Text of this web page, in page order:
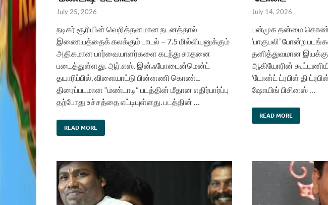
July 25, 2026
நடிகர் சூரியின் வெறித்தனமான நடனத்தால்
இணையத்தைக் கலக்கும் பாடல் – 7.5 மில்லியனுக்கும்
அதிகமான பார்வையாளர்களை கடந்து சாதனை
படைத்துள்ளது. ஆர்.எஸ். இன்ஃபோடைன்மென்ட்
தயாரிப்பில், விளையாட்டு பின்னணி கொண்ட
திரைப்படமான “மண்டாடி” படத்தின் மீதான எதிர்பார்ப்பு
தற்போது உச்சத்தை எட்டியுள்ளது. படத்தின் …
READ MORE
July 14, 2026
பன்முக தன்மை கொண்ட
‘பாகுபலி’ போன்ற
தனித்துவமான
ஆகியோரின்
‘டோன்ட் ட்ரபிள் தி
ஷோயிங் பிசினஸ் …
READ MORE